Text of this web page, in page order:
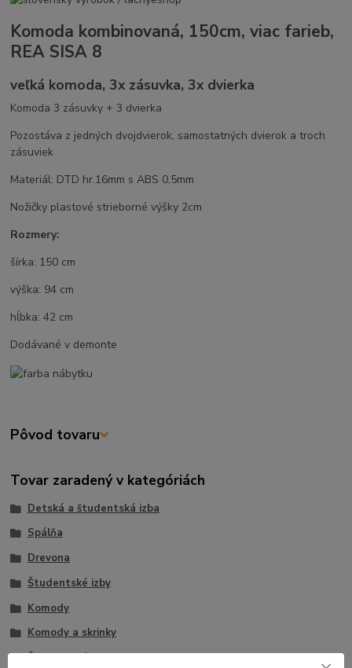
Komoda kombinovaná, 150cm, viac farieb,
REA SISA 8
veľká komoda, 3x zásuvka, 3x dvierka
Komoda 3 zásuvky + 3 dvierka
Pozostáva z jedných dvojdvierok, samostatných dvierok a troch
zásuviek
Materiál: DTD hr.16mm s ABS 0,5mm
Nožičky plastové strieborné výšky 2cm
Rozmery:
šírka: 150 cm
výška: 94 cm
hĺbka: 42 cm
Dodávané v demonte
Pôvod tovaru
Tovar zaradený v kategóriách
Detská a študentská izba
Spálňa
Drevona
Študentské izby
Komody
Komody a skrinky
Študentské komody